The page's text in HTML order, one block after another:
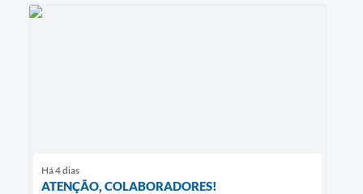
Há 4 dias
ATENÇÃO, COLABORADORES!